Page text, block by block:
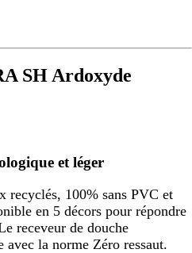
SH Ardoxyde
et léger
recyclés, 100% sans PVC et
en 5 décors pour répondre
receveur de douche
la norme Zéro ressaut.